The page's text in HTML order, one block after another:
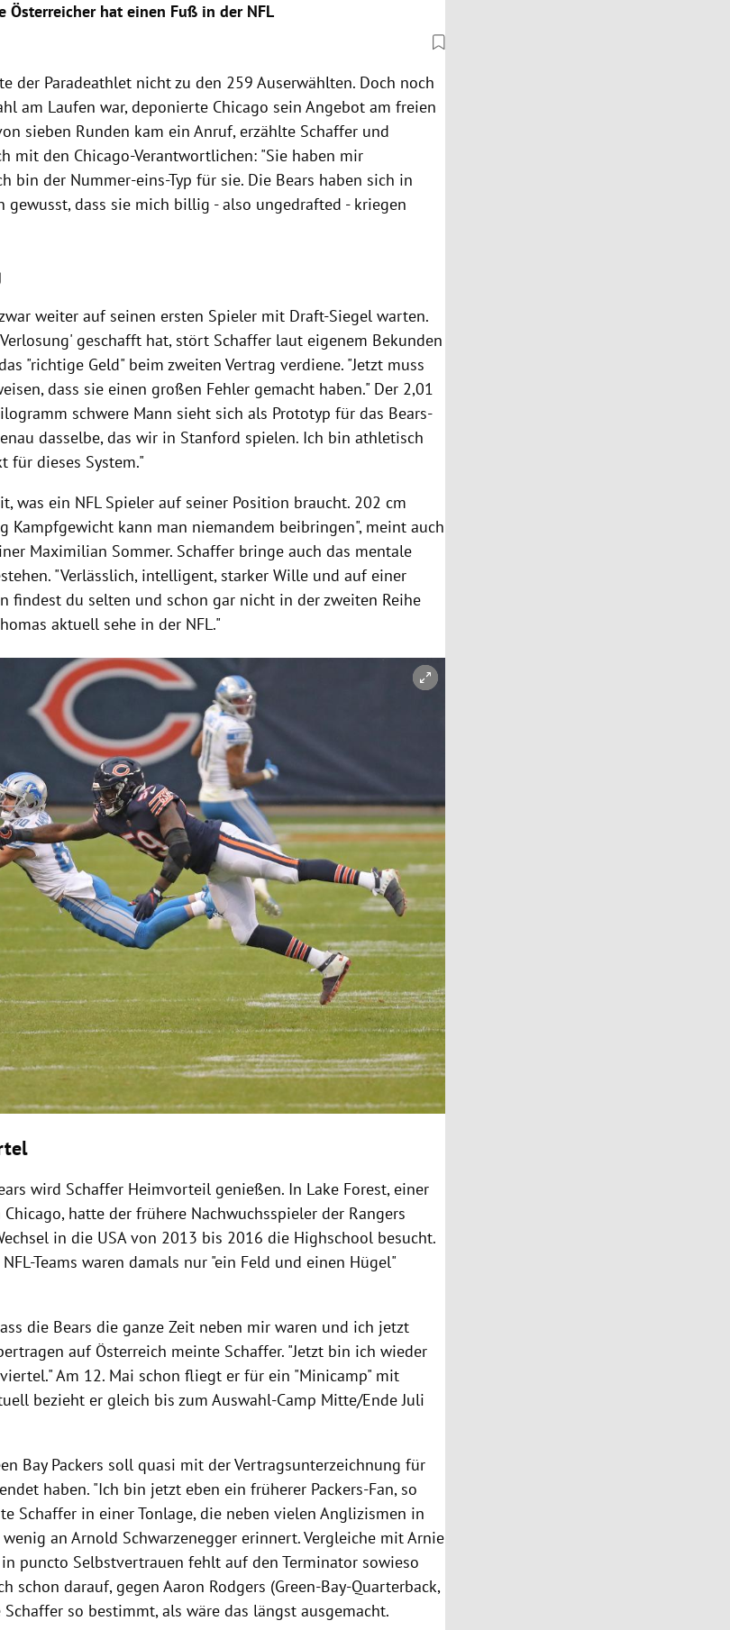
Österreicher hat einen Fuß in der NFL
der Paradeathlet nicht zu den 259 Auserwählten. Doch noch
am Laufen war, deponierte Chicago sein Angebot am freien
sieben Runden kam ein Anruf, erzählte Schaffer und
mit den Chicago-Verantwortlichen: "Sie haben mir
bin der Nummer-eins-Typ für sie. Die Bears haben sich in
gewusst, dass sie mich billig - also ungedrafted - kriegen
weiter auf seinen ersten Spieler mit Draft-Siegel warten.
geschafft hat, stört Schaffer laut eigenem Bekunden
"richtige Geld" beim zweiten Vertrag verdiene. "Jetzt muss
dass sie einen großen Fehler gemacht haben." Der 2,01
schwere Mann sieht sich als Prototyp für das Bears-
dasselbe, das wir in Stanford spielen. Ich bin athletisch
für dieses System."
was ein NFL Spieler auf seiner Position braucht. 202 cm
Kampfgewicht kann man niemandem beibringen", meint auch
Maximilian Sommer. Schaffer bringe auch das mentale
"Verlässlich, intelligent, starker Wille und auf einer
findest du selten und schon gar nicht in der zweiten Reihe
aktuell sehe in der NFL."
schließen
wird Schaffer Heimvorteil genießen. In Lake Forest, einer
hatte der frühere Nachwuchsspieler der Rangers
in die USA von 2013 bis 2016 die Highschool besucht.
Teams waren damals nur "ein Feld und einen Hügel"
die Bears die ganze Zeit neben mir waren und ich jetzt
auf Österreich meinte Schaffer. "Jetzt bin ich wieder
Am 12. Mai schon fliegt er für ein "Minicamp" mit
bezieht er gleich bis zum Auswahl-Camp Mitte/Ende Juli
Bay Packers soll quasi mit der Vertragsunterzeichnung für
haben. "Ich bin jetzt eben ein früherer Packers-Fan, so
Schaffer in einer Tonlage, die neben vielen Anglizismen in
an Arnold Schwarzenegger erinnert. Vergleiche mit Arnie
in puncto Selbstvertrauen fehlt auf den Terminator sowieso
schon darauf, gegen Aaron Rodgers (Green-Bay-Quarterback,
Schaffer so bestimmt, als wäre das längst ausgemacht.